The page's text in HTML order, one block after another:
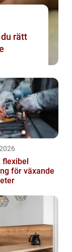
flexibel
för växande